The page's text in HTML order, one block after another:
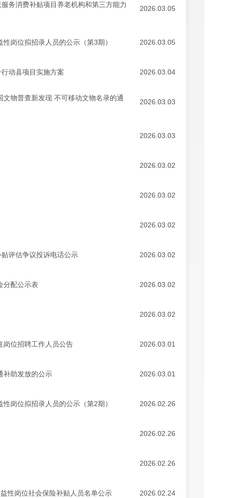
务消费补贴项目养老机构和第三方能力
2026.03.05
岗位拟招录人员的公示（第3期） 2026.03.05
动县项目实施方案 2026.03.04
物普查新发现 不可移动文物名录的通
2026.03.03
2026.03.03
2026.03.02
2026.03.02
2026.03.02
评估争议投诉电话公示 2026.03.02
分配公示表 2026.03.02
2026.03.02
岗位招聘工作人员公告 2026.03.01
补助发放的公示 2026.03.01
岗位拟招录人员的公示（第2期） 2026.02.26
2026.02.26
2026.02.26
性岗位社会保险补贴人员名单公示 2026.02.24